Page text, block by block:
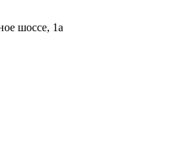
шоссе, 1а